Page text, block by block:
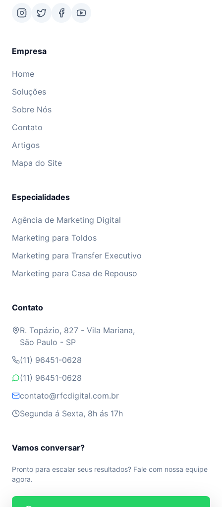
Empresa
Home
Soluções
Sobre Nós
Contato
Artigos
Mapa do Site
Especialidades
Agência de Marketing Digital
Marketing para Toldos
Marketing para Transfer Executivo
Marketing para Casa de Repouso
Contato
R. Topázio, 827 - Vila Mariana,
São Paulo - SP
(11) 96451-0628
(11) 96451-0628
contato@rfcdigital.com.br
Segunda á Sexta, 8h ás 17h
Vamos conversar?
Pronto para escalar seus resultados? Fale com nossa equipe
agora.